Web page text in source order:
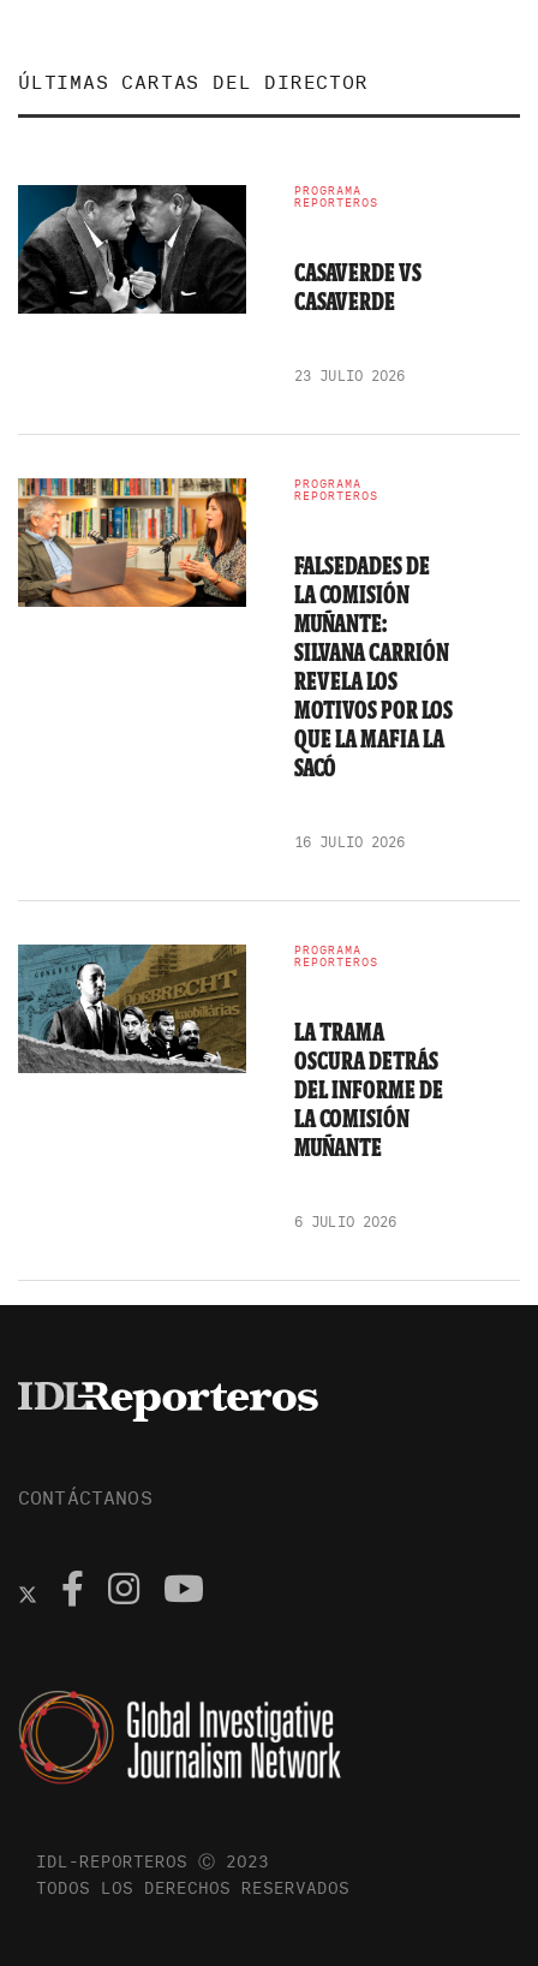
ÚLTIMAS CARTAS DEL DIRECTOR
PROGRAMA
REPORTEROS
CASAVERDE VS
CASAVERDE
23 JULIO 2026
PROGRAMA
REPORTEROS
FALSEDADES DE
LA COMISIÓN
MUÑANTE:
SILVANA CARRIÓN
REVELA LOS
MOTIVOS POR LOS
QUE LA MAFIA LA
SACÓ
16 JULIO 2026
PROGRAMA
REPORTEROS
LA TRAMA
OSCURA DETRÁS
DEL INFORME DE
LA COMISIÓN
MUÑANTE
6 JULIO 2026
CONTÁCTANOS
IDL-REPORTEROS Ⓒ 2023
TODOS LOS DERECHOS RESERVADOS